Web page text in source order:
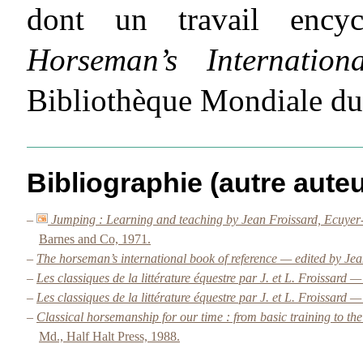
dont un travail
Horseman’s
Bibliothèque Mondiale
Bibliographie (autre
–
Jumping : Learning and teaching by Jean Froissard,
Barnes and Co, 1971.
– The horseman’s international book of reference — edited by
– Les classiques de la littérature équestre par J. et L. Froissard
– Les classiques de la littérature équestre par J. et L. Froissard
– Classical horsemanship for our time : from basic training to
Md., Half Halt Press, 1988.